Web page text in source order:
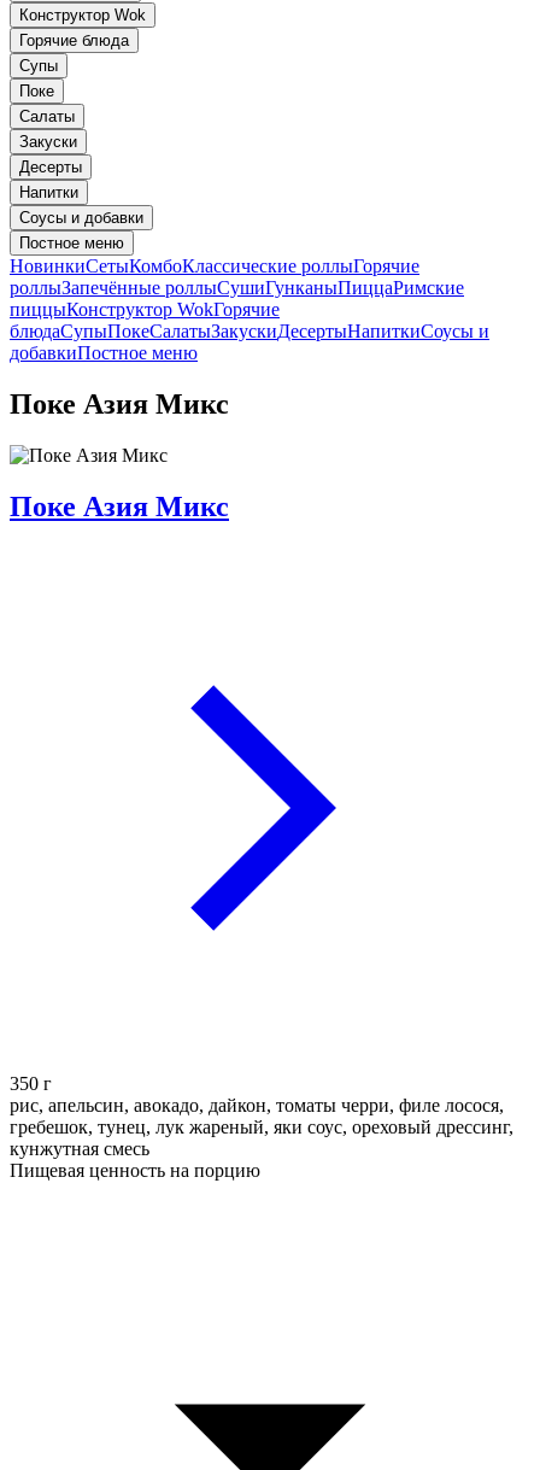
Конструктор Wok
Горячие блюда
Супы
Поке
Салаты
Закуски
Десерты
Напитки
Соусы и добавки
Постное меню
НовинкиСетыКомбоКлассические роллыГорячие
роллыЗапечённые роллыСушиГунканыПиццаРимские
пиццыКонструктор WokГорячие
блюдаСупыПокеСалатыЗакускиДесертыНапиткиСоусы и
добавкиПостное меню
Поке Азия Микс
Поке Азия Микс
350 г
рис, апельсин, авокадо, дайкон, томаты черри, филе лосося,
гребешок, тунец, лук жареный, яки соус, ореховый дрессинг,
кунжутная смесь
Пищевая ценность на порцию